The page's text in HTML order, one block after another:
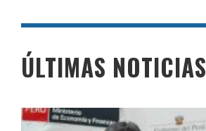
ÚLTIMAS NOTICIAS